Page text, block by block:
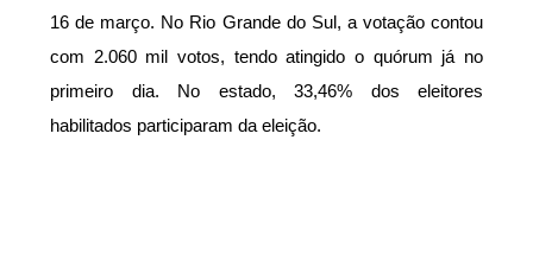
16 de março. No Rio Grande do Sul, a votação contou
com 2.060 mil votos, tendo atingido o quórum já no
primeiro dia. No estado, 33,46% dos eleitores
habilitados participaram da eleição.